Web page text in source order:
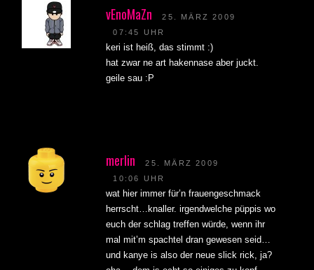
vEnoMaZn
25. MÄRZ 2009
07:45 UHR
keri ist heiß, das stimmt :)
hat zwar ne art hakennase aber juckt.
geile sau :P
merlin
25. MÄRZ 2009
10:06 UHR
wat hier immer für’n frauengeschmack
herrscht…knaller. irgendwelche püppis wo
euch der schlag treffen würde, wenn ihr
mal mit’m spachtel dran gewesen seid…
und kanye is also der neue slick rick, ja?